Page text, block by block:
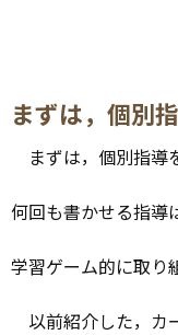
まずは，個別
まずは，個別指導
何回も書かせる指導
学習ゲーム的に取り
以前紹介した，カ